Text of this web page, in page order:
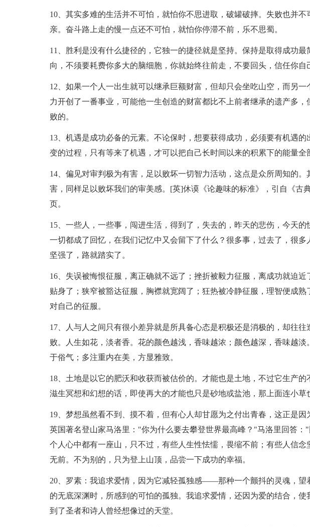
10、其实多难的生活并不可怕，就怕你不思进取，破罐破摔。失败也并
亲。奋斗路上走的慢一点还不可怕，就怕你停滞不前，乐不思蜀。
11、胜利是没有什么捷径的，它独一的捷径就是坚持。保持是取得成功
向，不须要耗费你多大的脑细胞，你就始终往前走，不要回头，信任你自
12、如果一个人一出生就可以继承巨额财富，但却只会坐吃山空，而另
力开创了一番事业，可能他一生创造的财富都比不上前者继承的遗产多
败的。
13、机遇是成功必备的元素。不论保时，想要获得成功，必须要有机遇
变的过程，只有等来了机遇，才可以把自己长时间以来的积累下的能量全
14、偏见对审判极为有害，足以败坏一切智力活动，这点是众所周知的
害，同样足以败坏我们的审美感。[英]休谟《论趣味的标准》，引自《古
页。
15、一些人，一些事，闯进生活，得到了，失去的，昨天的悲伤，今天
一切都成了回忆，在我们记忆中又会留下了什么？很多事，过去了，很
坚强了，路就踏实了。
16、失误被悔恨征服，离正确就不远了；挫折被毅力征服，离成功就迫
贴身了；狭窄被豁达征服，胸襟就宽阔了；狂热被冷静征服，理智便成
对自己的征服。
17、人与人之间只有很小差异就是所具备心态是积极还是消极的，却往
败。人生如花，淡者香。花的颜色越浅，香味越浓；颜色越深，香味越
于俗气；多注重内在美，方显雅致。
18、土地是以它的肥沃和收获而被估价的。才能也是土地，不过它生产
滋生冥想和幻想的话，即使再大的才能也只是砂地或盐池，那上面连小草
19、梦想虽然看不到、摸不着，但有心人却甘愿为之付出青春，这正是
英国著名登山家马洛里："你为什么要去攀登世界最高峰？"马洛里回答：
个人心中都有一座山，只不过，有些人生性怯懦，畏缩不前；有些人信
无前。不为别的，只为登上山顶，品尝一下成功的幸福。
20、罗素：我追求爱情，因为它减轻孤独感——那种一个颤抖的灵魂，望
的无底深渊时，所感到的可怕的孤独。我追求爱情，还因为爱的结合，
到了圣者和诗人曾经想像过的天堂。